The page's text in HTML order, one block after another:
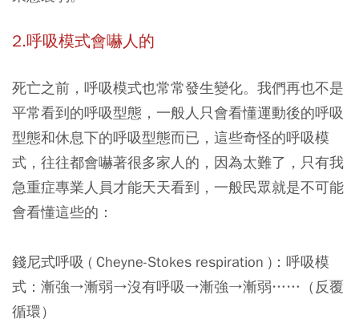
2.呼吸模式會嚇人的
死亡之前，呼吸模式也常常發生變化。我們再也不是
平常看到的呼吸型態，一般人只會看懂運動後的呼吸
型態和休息下的呼吸型態而已，這些奇怪的呼吸模
式，往往都會嚇著很多家人的，因為太難了，只有我
急重症專業人員才能天天看到，一般民眾就是不可能
會看懂這些的：
錢尼式呼吸 ( Cheyne-Stokes respiration )：呼吸模
式：漸強→漸弱→沒有呼吸→漸強→漸弱……（反覆
循環）